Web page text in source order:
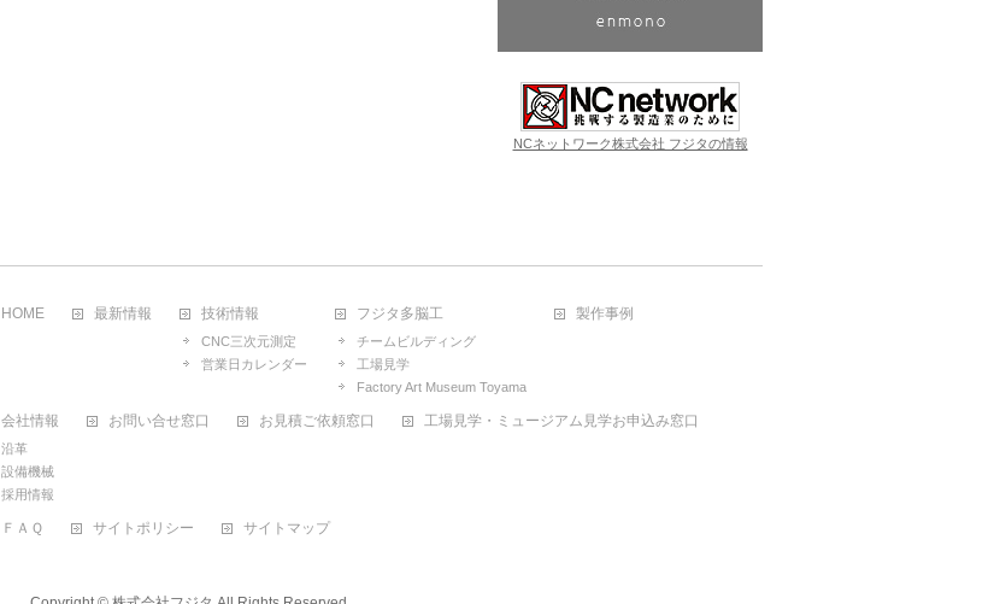
NCネットワーク株式会社 フジタの情報
HOME 最新情報 技術情報
CNC三次元測定
営業日カレンダー
フジタ多脳工
チームビルディング
工場見学
Factory Art Museum Toyama
製作事例
会社情報
沿革
設備機械
採用情報
お問い合せ窓口 お見積ご依頼窓口 工場見学・ミュージアム見学お申込み窓口
ＦＡＱ サイトポリシー サイトマップ